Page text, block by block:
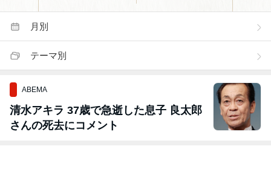
月別
テーマ別
ABEMA
清水アキラ 37歳で急逝した息子 良太郎
さんの死去にコメント